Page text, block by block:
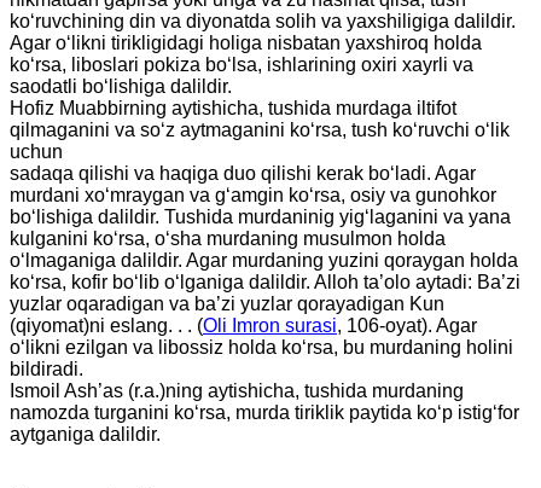
ko‘ruvchining din va diyonatda solih va yaxshiligiga dalildir.
Agar o‘likni tirikligidagi holiga nisbatan yaxshiroq holda
ko‘rsa, liboslari pokiza bo‘lsa, ishlarining oxiri xayrli va
saodatli bo‘lishiga dalildir.
Hofiz Muabbirning aytishicha, tushida murdaga iltifot
qilmaganini va so‘z aytmaganini ko‘rsa, tush ko‘ruvchi o‘lik
uchun
sadaqa qilishi va haqiga duo qilishi kerak bo‘ladi. Agar
murdani xo‘mraygan va g‘amgin ko‘rsa, osiy va gunohkor
bo‘lishiga dalildir. Tushida murdaninig yig‘laganini va yana
kulganini ko‘rsa, o‘sha murdaning musulmon holda
o‘lmaganiga dalildir. Agar murdaning yuzini qoraygan holda
ko‘rsa, kofir bo‘lib o‘lganiga dalildir. Alloh ta’olo aytadi: Ba’zi
yuzlar oqaradigan va ba’zi yuzlar qorayadigan Kun
(qiyomat)ni eslang. . . (Oli Imron surasi, 106-oyat). Agar
o‘likni ezilgan va libossiz holda ko‘rsa, bu murdaning holini
bildiradi.
Ismoil Ash’as (r.a.)ning aytishicha, tushida murdaning
namozda turganini ko‘rsa, murda tiriklik paytida ko‘p istig‘for
aytganiga dalildir.